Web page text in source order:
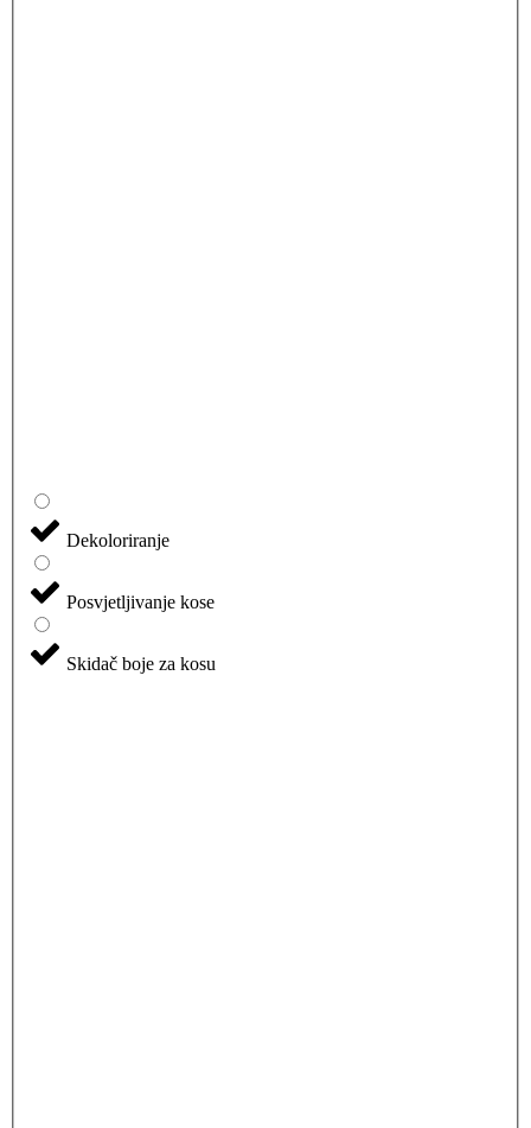
Dekoloriranje
Posvjetljivanje kose
Skidač boje za kosu